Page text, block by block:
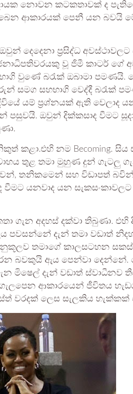
නොවන කටකතාවක් ද
ආකාරයක් පෙනී යන බවයි
දෙදෙනා ප්‍රසිද්ධ
වූ ජිමී කාටර් ගේ
වුණේ බරැක් ඔබාමා පමණයි.
සමග සහභාගි වෙද්දී බරැක්
යම් ප්‍රශ්නයක් ඇති වෙලාද
ඔවුන් දික්කසාද වීමට
නම Becoming. සිය
තුළ තමා මුහුණ දුන් ගැටලු
තනිකමෙන් සහ විඩාපත්
යනවාද යන
ගැන අදහස් දක්වා තිබුණා. එහි
පවසන්නේ දැන් තමා වඩාත්
තමාගේ කාලසටහන සකස්
බවකුයි ඇය පෙන්වා දෙන්නේ.
මිෂෙල් දැන් වඩාත් ස්වාධීනව
ආකාරයෙන් ජීවිතය
වරදක් ලෙස සැලකිය